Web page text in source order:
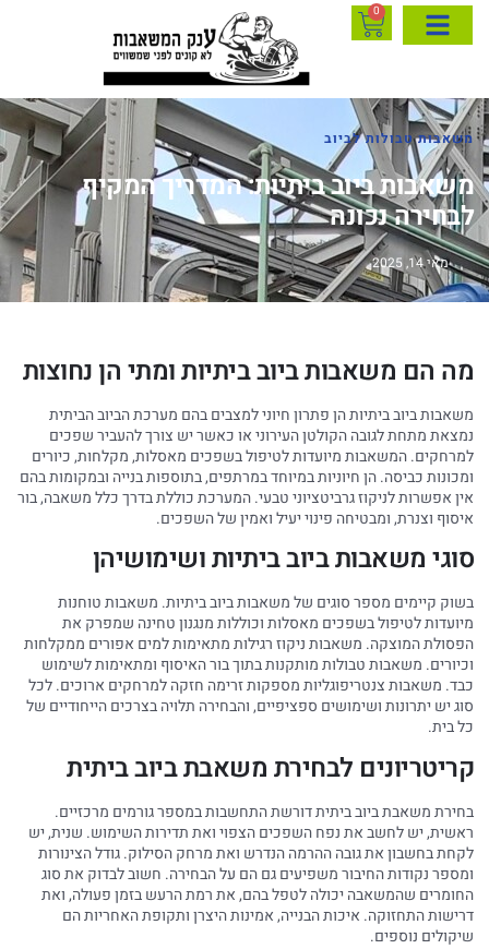
0
משאבות טבולות לביוב
משאבות ביוב ביתיות: המדריך המקיף
לבחירה נכונה
מאי 14, 2025
מה הם משאבות ביוב ביתיות ומתי הן נחוצות
משאבות ביוב ביתיות הן פתרון חיוני למצבים בהם מערכת הביוב הביתית
נמצאת מתחת לגובה הקולטן העירוני או כאשר יש צורך להעביר שפכים
למרחקים. המשאבות מיועדות לטיפול בשפכים מאסלות, מקלחות, כיורים
ומכונות כביסה. הן חיוניות במיוחד במרתפים, בתוספות בנייה ובמקומות בהם
אין אפשרות לניקוז גרביטציוני טבעי. המערכת כוללת בדרך כלל משאבה, בור
איסוף וצנרת, ומבטיחה פינוי יעיל ואמין של השפכים.
סוגי משאבות ביוב ביתיות ושימושיהן
בשוק קיימים מספר סוגים של משאבות ביוב ביתיות. משאבות טוחנות
מיועדות לטיפול בשפכים מאסלות וכוללות מנגנון טחינה שמפרק את
הפסולת המוצקה. משאבות ניקוז רגילות מתאימות למים אפורים ממקלחות
וכיורים. משאבות טבולות מותקנות בתוך בור האיסוף ומתאימות לשימוש
כבד. משאבות צנטריפוגליות מספקות זרימה חזקה למרחקים ארוכים. לכל
סוג יש יתרונות ושימושים ספציפיים, והבחירה תלויה בצרכים הייחודיים של
כל בית.
קריטריונים לבחירת משאבת ביוב ביתית
בחירת משאבת ביוב ביתית דורשת התחשבות במספר גורמים מרכזיים.
ראשית, יש לחשב את נפח השפכים הצפוי ואת תדירות השימוש. שנית, יש
לקחת בחשבון את גובה ההרמה הנדרש ואת מרחק הסילוק. גודל הצינורות
ומספר נקודות החיבור משפיעים גם הם על הבחירה. חשוב לבדוק את סוג
החומרים שהמשאבה יכולה לטפל בהם, את רמת הרעש בזמן פעולה, ואת
דרישות התחזוקה. איכות הבנייה, אמינות היצרן ותקופת האחריות הם
שיקולים נוספים.